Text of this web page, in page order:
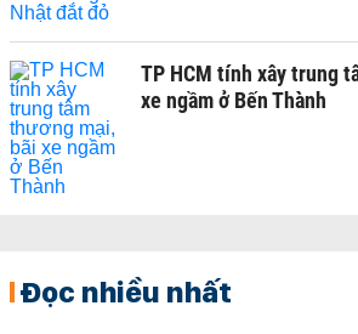
TP HCM tính xây trung
xe ngầm ở Bến Thành
Đọc nhiều nhất